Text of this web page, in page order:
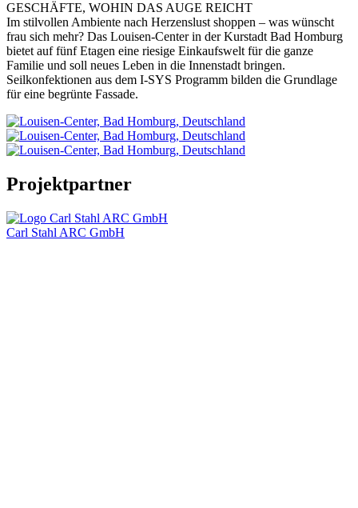
GESCHÄFTE, WOHIN DAS AUGE REICHT
Im stilvollen Ambiente nach Herzenslust shoppen – was wünscht
frau sich mehr? Das Louisen-Center in der Kurstadt Bad Homburg
bietet auf fünf Etagen eine riesige Einkaufswelt für die ganze
Familie und soll neues Leben in die Innenstadt bringen.
Seilkonfektionen aus dem I-SYS Programm bilden die Grundlage
für eine begrünte Fassade.
Projektpartner
Carl Stahl ARC GmbH